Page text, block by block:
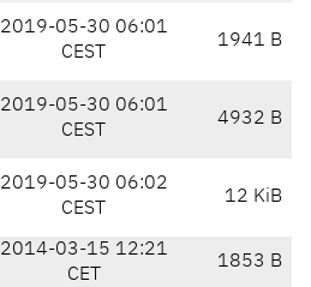
2019-05-30 06:01
CEST
1941 B
2019-05-30 06:01
CEST
4932 B
2019-05-30 06:02
CEST
12 KiB
2014-03-15 12:21
CET
1853 B